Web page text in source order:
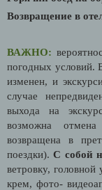
Возвращение в
ВАЖНО:
погодных условий.
изменен, и
случае
выхода на
возможна отмена
возвращена в
поездки).С собой
ветровку,
крем, фото-